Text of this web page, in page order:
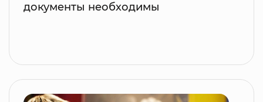
документы необходимы